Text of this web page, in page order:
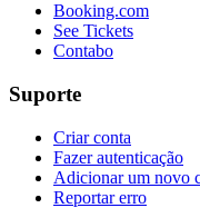
Booking.com
See Tickets
Contabo
Suporte
Criar conta
Fazer autenticação
Adicionar um novo
Reportar erro